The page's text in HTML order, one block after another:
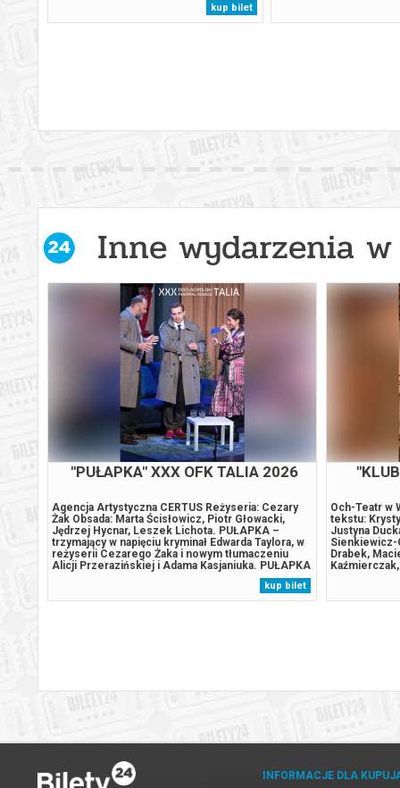
kup bilet
Inne wydarzenia
"PUŁAPKA" XXX OFK TALIA 2026
Agencja Artystyczna CERTUS Reżyseria: Cezary
Żak Obsada: Marta Ścisłowicz, Piotr Głowacki,
Jędrzej Hycnar, Leszek Lichota. PUŁAPKA –
trzymający w napięciu kryminał Edwarda Taylora, w
reżyserii Cezarego Żaka i nowym tłumaczeniu
Alicji Przerazińskiej i Adama Kasjaniuka. PUŁAPKA
– luksusowy apartament, w nowoczesnym,
stojącym na klifie wieżowcu, z widokiem na
morze. Architektura domu i jego lokalizacja...
kup bilet
Agencja
Żak Obsada:
Jędrzej
trzymający w
reżyserii
Alicji
–
stojącym na
morze.
INFORMACJE DLA